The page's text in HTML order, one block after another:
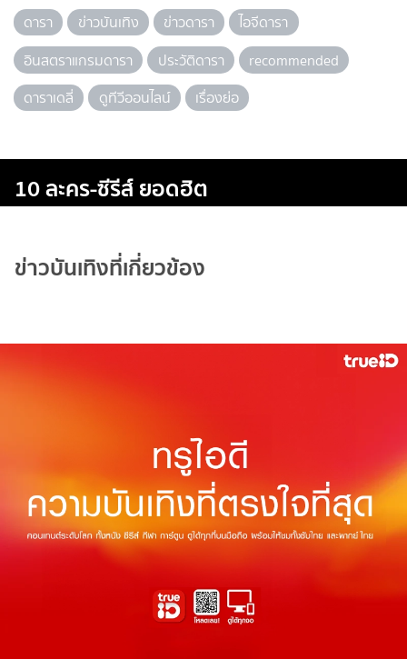
ดารา ข่าวบันเทิง ข่าวดารา
ไอจีดารา
อินสตราแกรมดารา
ประวัติดารา
recommended
ดาราเดลี่
ดูทีวีออนไลน์ เรื่องย่อ
10 ละคร-ซีรีส์ ยอดฮิต
ข่าวบันเทิงที่เกี่ยวข้อง